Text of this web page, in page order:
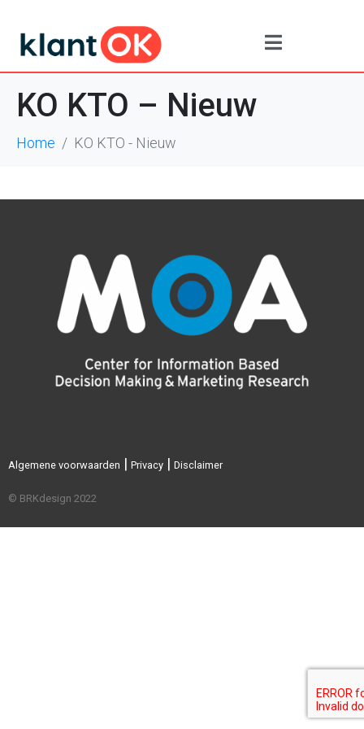
KO KTO – Nieuw
Home KO KTO - Nieuw
Algemene voorwaarden | Privacy | Disclaimer
© BRKdesign 2022